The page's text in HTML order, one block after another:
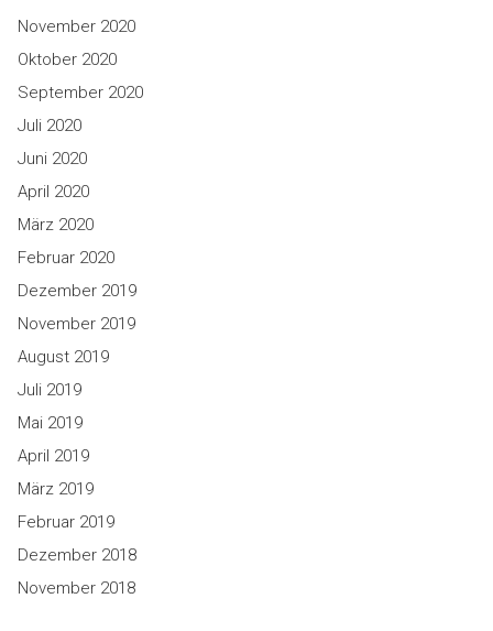
November 2020
Oktober 2020
September 2020
Juli 2020
Juni 2020
April 2020
März 2020
Februar 2020
Dezember 2019
November 2019
August 2019
Juli 2019
Mai 2019
April 2019
März 2019
Februar 2019
Dezember 2018
November 2018